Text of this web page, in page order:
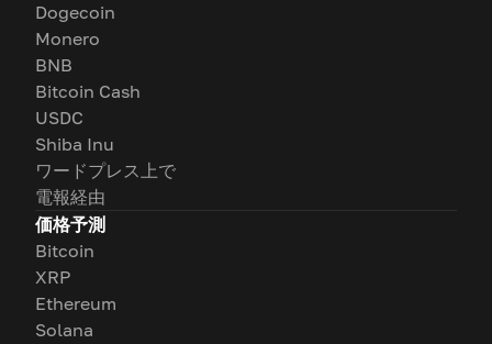
Dogecoin
Monero
BNB
Bitcoin Cash
USDC
Shiba Inu
ワードプレス上で
電報経由
価格予測
Bitcoin
XRP
Ethereum
Solana